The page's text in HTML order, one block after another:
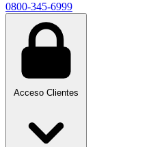
0800-345-6999
Acceso Clientes